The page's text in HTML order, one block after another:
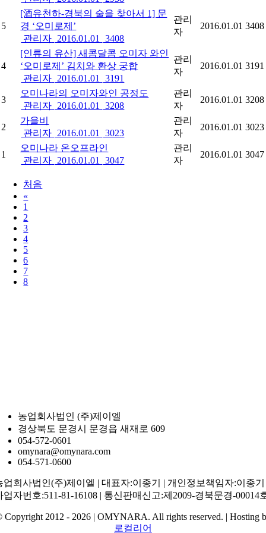
5
[酒유천하-경북의 술을 찾아서 1] 문
경 ‘오미로제’
관리자 2016.01.01 3408
관리
자
2016.01.01 3408
4
[인류의 유산] 새콤달콤 오미자 와인
‘오미로제’ 김치와 환상 궁합
관리자 2016.01.01 3191
관리
자
2016.01.01 3191
3
오미나라의 오미자와인 공정도
관리자 2016.01.01 3208
관리
자
2016.01.01 3208
2
가을비
관리자 2016.01.01 3023
관리
자
2016.01.01 3023
1
오미나라 온오프라인
관리자 2016.01.01 3047
관리
자
2016.01.01 3047
처음
«
1
2
3
4
5
6
7
8
농업회사법인 (주)제이엘
경상북도 문경시 문경읍 새재로 609
054-572-0601
omynara@omynara.com
054-571-0600
업회사법인(주)제이엘 | 대표자:이종기 | 개인정보책임자:이종기
업자번호:511-81-16108 | 통신판매신고:제2009-경북문경-00014
Copyright 2012 - 2026 | OMYNARA. All rights reserved. | Hosting
로컬리어